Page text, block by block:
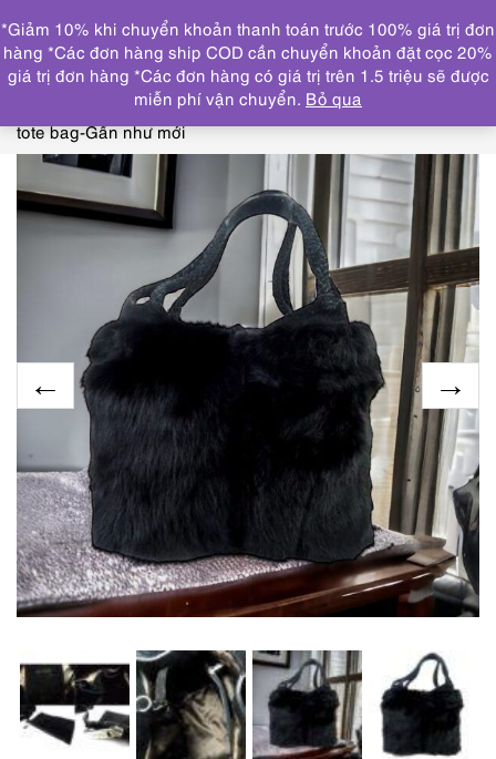
DANH MỤC
Trang chủ THƯƠNG HIỆU NỔI BẬT
OTHERS
4269-Túi xách tay da lông-WA&CO hair leather
tote bag-Gần như mới
*Giảm 10% khi chuyển khoản thanh toán trước 100% giá trị đơn
hàng *Các đơn hàng ship COD cần chuyển khoản đặt cọc 20%
giá trị đơn hàng *Các đơn hàng có giá trị trên 1.5 triệu sẽ được
miễn phí vận chuyển. Bỏ qua